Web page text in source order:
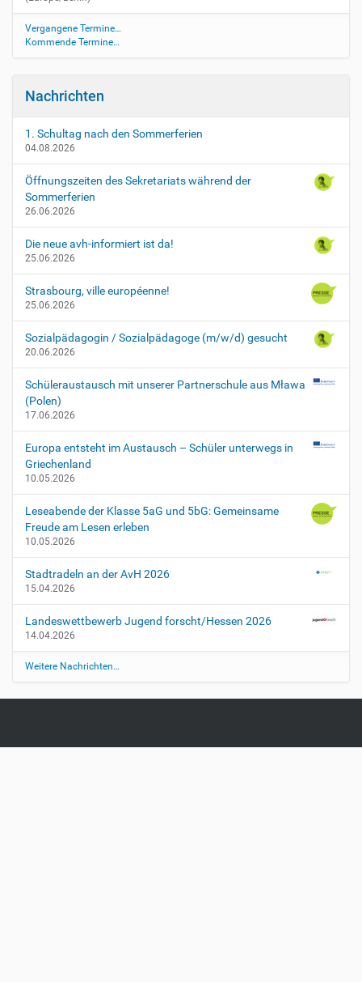
Vergangene Termine…
Kommende Termine…
Nachrichten
1. Schultag nach den Sommerferien
04.08.2026
Öffnungszeiten des Sekretariats während der
Sommerferien
26.06.2026
Die neue avh-informiert ist da!
25.06.2026
Strasbourg, ville européenne!
25.06.2026
Sozialpädagogin / Sozialpädagoge (m/w/d) gesucht
20.06.2026
Schüleraustausch mit unserer Partnerschule aus Mława
(Polen)
17.06.2026
Europa entsteht im Austausch – Schüler unterwegs in
Griechenland
10.05.2026
Leseabende der Klasse 5aG und 5bG: Gemeinsame
Freude am Lesen erleben
10.05.2026
Stadtradeln an der AvH 2026
15.04.2026
Landeswettbewerb Jugend forscht/Hessen 2026
14.04.2026
Weitere Nachrichten…